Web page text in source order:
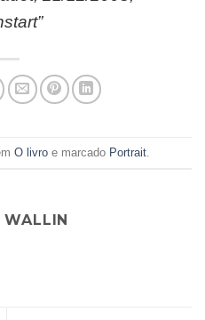
O livro e marcado Portrait